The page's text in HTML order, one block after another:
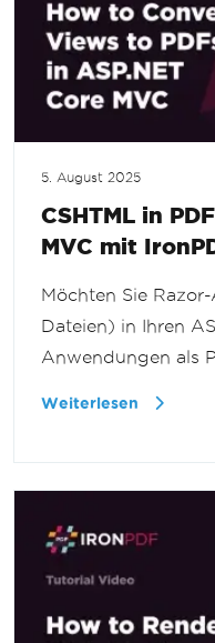
5. August 2025
CSHTML in
MVC mit
Möchten Sie
Dateien) in Ihren
Anwendungen als
Weiterlesen